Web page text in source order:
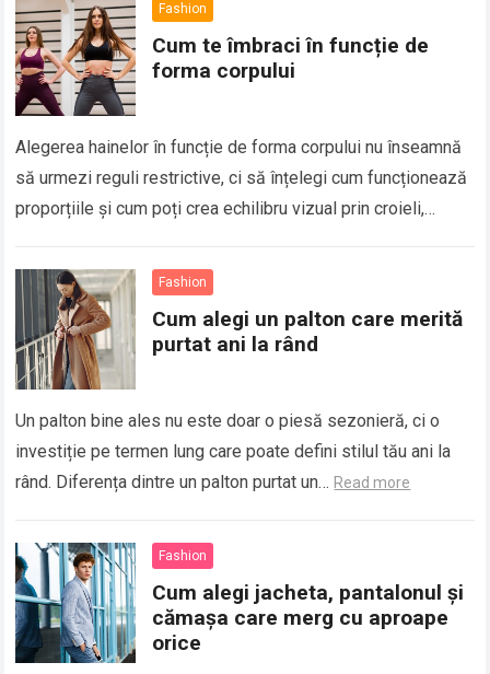
Fashion
Cum te îmbraci în funcție de
forma corpului
Alegerea hainelor în funcție de forma corpului nu înseamnă
să urmezi reguli restrictive, ci să înțelegi cum funcționează
proporțiile și cum poți crea echilibru vizual prin croieli,
Fashion
Cum alegi un palton care merită
purtat ani la rând
Un palton bine ales nu este doar o piesă sezonieră, ci o
investiție pe termen lung care poate defini stilul tău ani la
rând. Diferența dintre un palton purtat un… Read more
Fashion
Cum alegi jacheta, pantalonul și
cămașa care merg cu aproape
orice